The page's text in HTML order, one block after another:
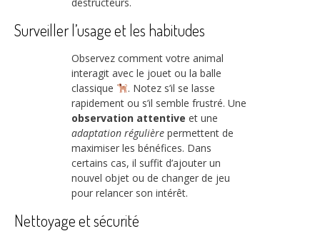
destructeurs.
Surveiller l’usage et les habitudes
Observez comment votre animal
interagit avec le jouet ou la balle
classique
. Notez s’il se lasse
rapidement ou s’il semble frustré. Une
observation attentive et une
adaptation régulière permettent de
maximiser les bénéfices. Dans
certains cas, il suffit d’ajouter un
nouvel objet ou de changer de jeu
pour relancer son intérêt.
Nettoyage et sécurité